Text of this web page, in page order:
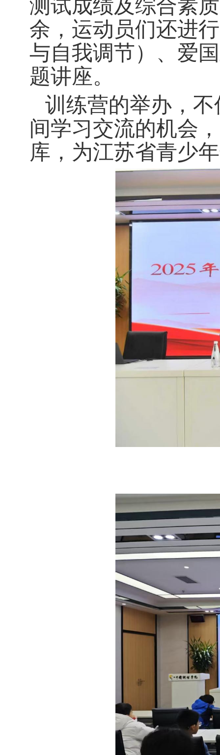
测试成绩及综合素
余，运动员们还进
与自我调节）、爱
题讲座。
训练营的举办，
间学习交流的机会
库，为江苏省青少